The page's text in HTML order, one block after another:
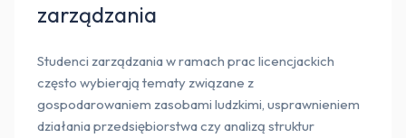
zarządzania
Studenci zarządzania w ramach prac licencjackich
często wybierają tematy związane z
gospodarowaniem zasobami ludzkimi, usprawnieniem
działania przedsiębiorstwa czy analizą struktur